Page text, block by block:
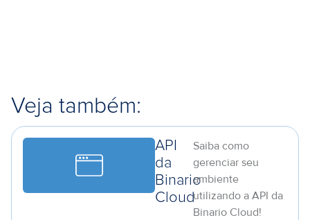
Veja também:
API
da
Binario
Cloud
Saiba como
gerenciar seu
ambiente
utilizando a API da
Binario Cloud!